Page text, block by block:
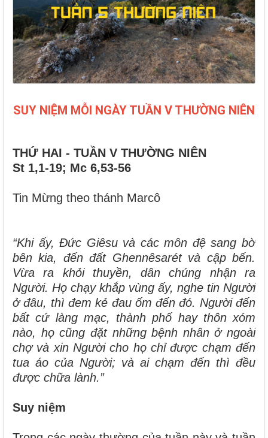
SUY NIỆM MỖI NGÀY TUẦN V THƯỜNG NIÊN
THỨ HAI - TUẦN V THƯỜNG NIÊN
St 1,1-19; Mc 6,53-56
Tin Mừng theo thánh Marcô
“Khi ấy, Đức Giêsu và các môn đệ sang bờ
bên kia, đến đất Ghennêsarét và cập bến.
Vừa ra khỏi thuyền, dân chúng nhận ra
Người. Họ chạy khắp vùng ấy, nghe tin Người
ở đâu, thì đem kẻ đau ốm đến đó. Người đến
bất cứ làng mạc, thành phố hay thôn xóm
nào, họ cũng đặt những bệnh nhân ở ngoài
chợ và xin Người cho họ chỉ được chạm đến
tua áo của Người; và ai chạm đến thì đều
được chữa lành.”
Suy niệm